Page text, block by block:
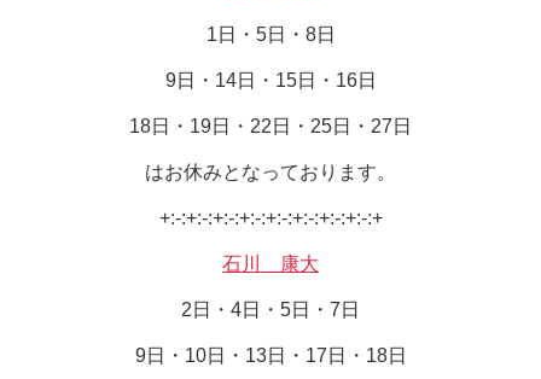
1日・5日・8日
9日・14日・15日・16日
18日・19日・22日・25日・27日
はお休みとなっております。
+:-:+:-:+:-:+:-:+:-:+:-:+:-:+:-:+
石川 康大
2日・4日・5日・7日
9日・10日・13日・17日・18日